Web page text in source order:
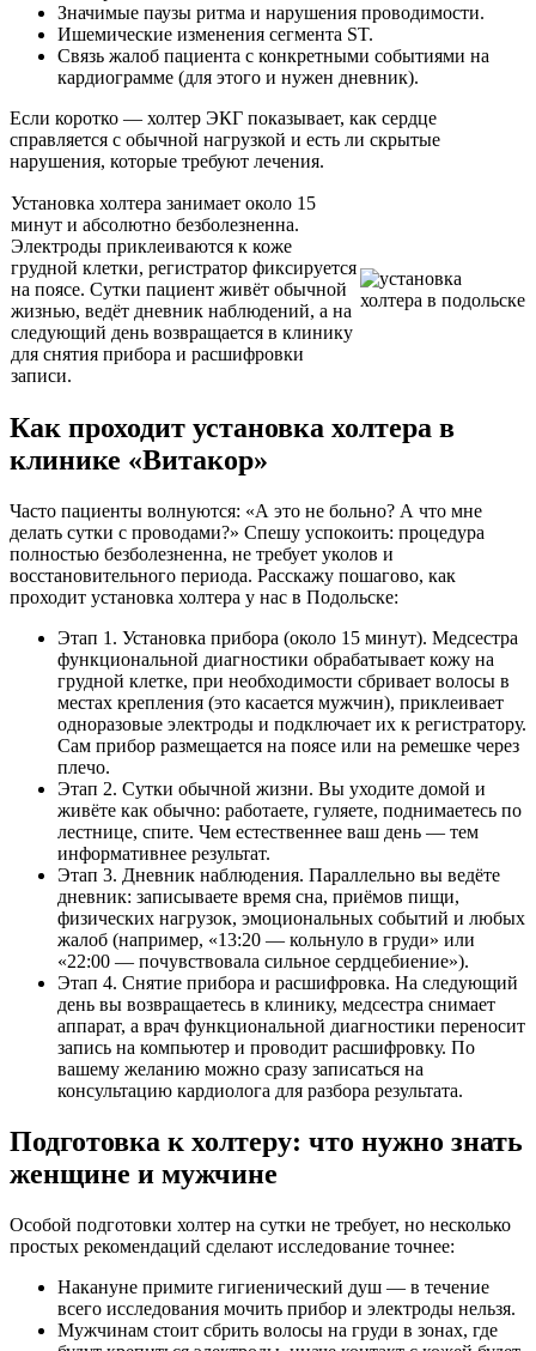
Значимые паузы ритма и нарушения проводимости.
Ишемические изменения сегмента ST.
Связь жалоб пациента с конкретными событиями на
кардиограмме (для этого и нужен дневник).
Если коротко — холтер ЭКГ показывает, как сердце
справляется с обычной нагрузкой и есть ли скрытые
нарушения, которые требуют лечения.
Установка холтера занимает около 15
минут и абсолютно безболезненна.
Электроды приклеиваются к коже
грудной клетки, регистратор фиксируется
на поясе. Сутки пациент живёт обычной
жизнью, ведёт дневник наблюдений, а на
следующий день возвращается в клинику
для снятия прибора и расшифровки
записи.
Как проходит установка холтера в
клинике «Витакор»
Часто пациенты волнуются: «А это не больно? А что мне
делать сутки с проводами?» Спешу успокоить: процедура
полностью безболезненна, не требует уколов и
восстановительного периода. Расскажу пошагово, как
проходит установка холтера у нас в Подольске:
Этап 1. Установка прибора (около 15 минут). Медсестра
функциональной диагностики обрабатывает кожу на
грудной клетке, при необходимости сбривает волосы в
местах крепления (это касается мужчин), приклеивает
одноразовые электроды и подключает их к регистратору.
Сам прибор размещается на поясе или на ремешке через
плечо.
Этап 2. Сутки обычной жизни. Вы уходите домой и
живёте как обычно: работаете, гуляете, поднимаетесь по
лестнице, спите. Чем естественнее ваш день — тем
информативнее результат.
Этап 3. Дневник наблюдения. Параллельно вы ведёте
дневник: записываете время сна, приёмов пищи,
физических нагрузок, эмоциональных событий и любых
жалоб (например, «13:20 — кольнуло в груди» или
«22:00 — почувствовала сильное сердцебиение»).
Этап 4. Снятие прибора и расшифровка. На следующий
день вы возвращаетесь в клинику, медсестра снимает
аппарат, а врач функциональной диагностики переносит
запись на компьютер и проводит расшифровку. По
вашему желанию можно сразу записаться на
консультацию кардиолога для разбора результата.
Подготовка к холтеру: что нужно знать
женщине и мужчине
Особой подготовки холтер на сутки не требует, но несколько
простых рекомендаций сделают исследование точнее:
Накануне примите гигиенический душ — в течение
всего исследования мочить прибор и электроды нельзя.
Мужчинам стоит сбрить волосы на груди в зонах, где